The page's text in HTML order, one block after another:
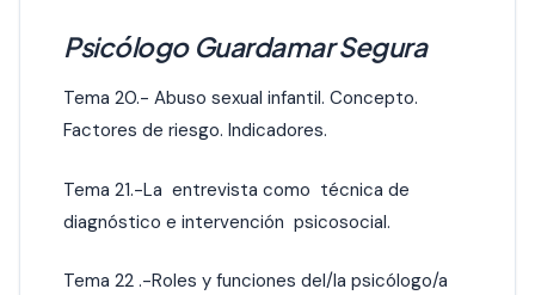
Psicólogo Guardamar Segura
Tema 20.- Abuso sexual infantil. Concepto.
Factores de riesgo. Indicadores.
Tema 21.-La entrevista como técnica de
diagnóstico e intervención psicosocial.
Tema 22 .-Roles y funciones del/la psicólogo/a